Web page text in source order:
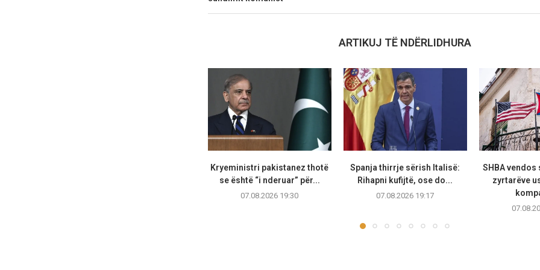
ARTIKUJ TË NDËRLIDHURA
Kryeministri pakistanez thotë
se është “i nderuar” për...
07.08.2026 19:30
Spanja thirrje sërish Italisë:
Rihapni kufijtë, ose do...
07.08.2026 19:17
SHBA
zyrtarëve